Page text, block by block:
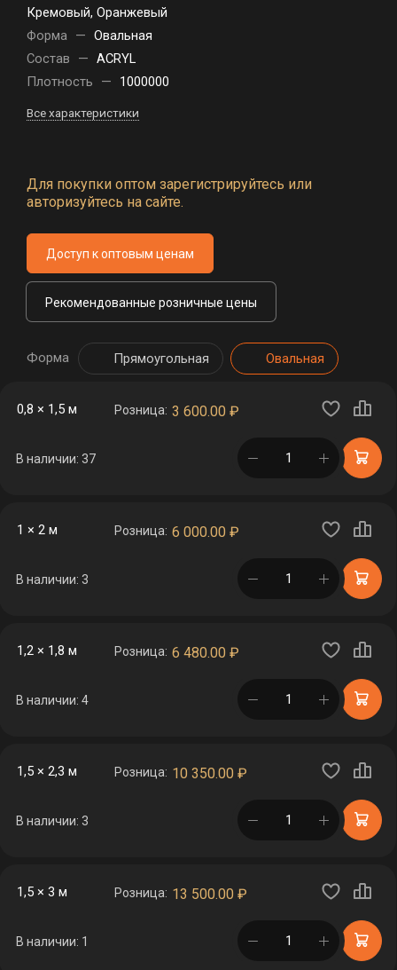
Кремовый, Оранжевый
Форма — Овальная
Состав
— ACRYL
Плотность
— 1000000
Все характеристики
Для покупки оптом зарегистрируйтесь или
авторизуйтесь на сайте.
Доступ к оптовым ценам
Рекомендованные розничные цены
Форма Прямоугольная Овальная
0,8 × 1,5 м Розница: 3 600.00 ₽
В наличии: 37 в корзине
1 × 2 м Розница: 6 000.00 ₽
В наличии: 3 в корзине
1,2 × 1,8 м Розница: 6 480.00 ₽
В наличии: 4 в корзине
1,5 × 2,3 м Розница: 10 350.00 ₽
В наличии: 3 в корзине
1,5 × 3 м Розница: 13 500.00 ₽
В наличии: 1 в корзине